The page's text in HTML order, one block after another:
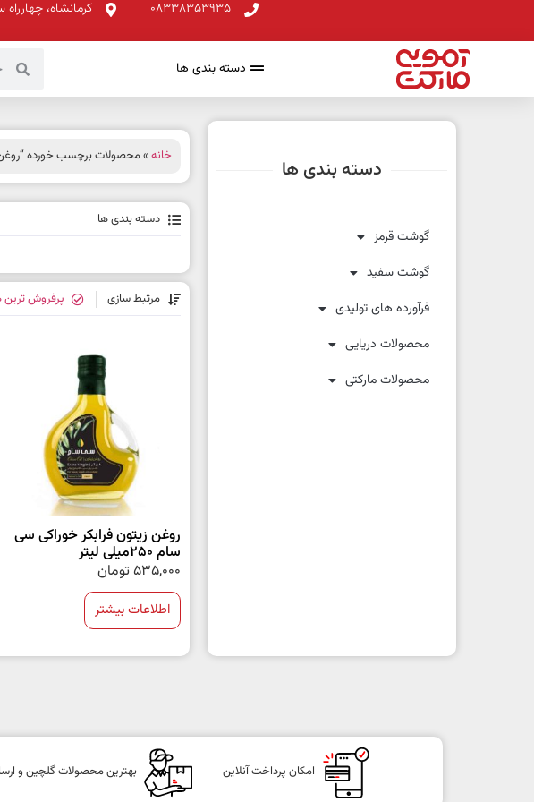
08338353935 کرمانشاه،
دسته بندی ها
دسته بندی ها
گوشت قرمز
گوشت سفید
فرآورده های تولیدی
محصولات دریایی
محصولات مارکتی
خانه » محصولات برچسب خورده
دسته بندی ها
مرتبط سازی پرفروش ترین
روغن زیتون فرابکر خوراکی سی
سام 250میلی لیتر
535,000تومان
اطلاعات بیشتر
امکان پرداخت آنلاین بهترین محصولات گلچین و